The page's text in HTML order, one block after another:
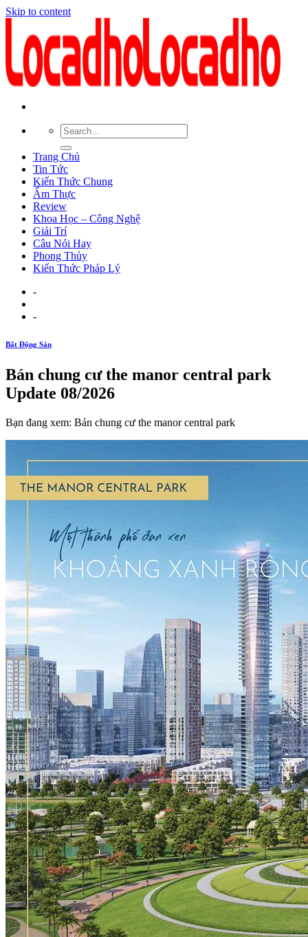
Skip to content
Trang Chủ
Tin Tức
Kiến Thức Chung
Ẩm Thực
Review
Khoa Học – Công Nghệ
Giải Trí
Câu Nói Hay
Phong Thủy
Kiến Thức Pháp Lý
-
-
Bất Động Sản
Bán chung cư the manor central park
Update 08/2026
Bạn đang xem: Bán chung cư the manor central park